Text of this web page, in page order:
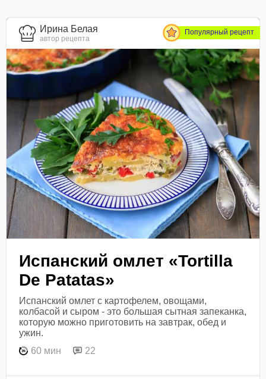
Ирина Белая
автор рецепта
Популярный рецепт
Испанский омлет «Tortilla
De Patatas»
Испанский омлет с картофелем, овощами,
колбасой и сыром - это большая сытная запеканка,
которую можно приготовить на завтрак, обед и
ужин.
60 мин
22